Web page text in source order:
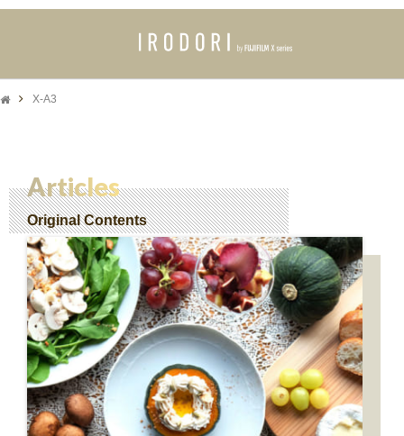
X-A3
Articles
Original Contents